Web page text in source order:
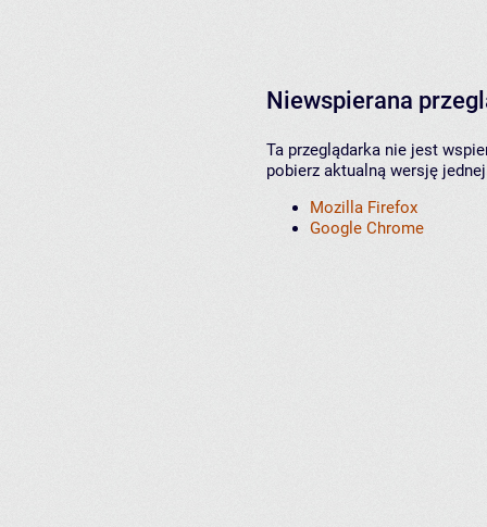
Niewspierana
Ta przeglądarka nie jest
pobierz aktualną wersję
Mozilla Firefox
Google Chrome